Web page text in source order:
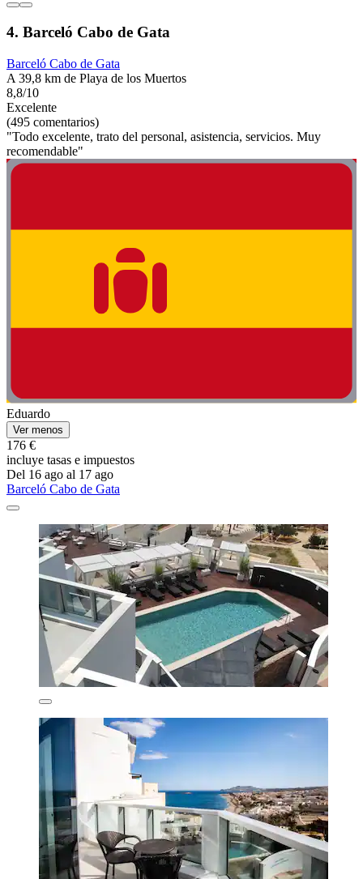
4. Barceló Cabo de Gata
Barceló Cabo de Gata
A 39,8 km de Playa de los Muertos
8,8/10
Excelente
(495 comentarios)
"Todo excelente, trato del personal, asistencia, servicios. Muy
recomendable"
Eduardo
Ver menos
176 €
incluye tasas e impuestos
Del 16 ago al 17 ago
Barceló Cabo de Gata